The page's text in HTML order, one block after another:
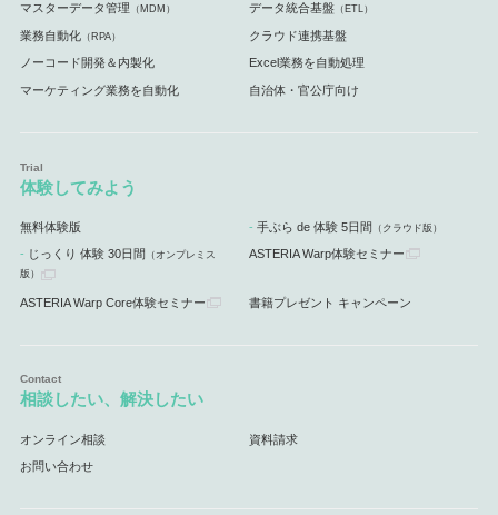
マスターデータ管理 （MDM） データ統合基盤 （ETL）
業務自動化（RPA） クラウド連携基盤
ノーコード開発＆内製化 Excel業務を自動処理
マーケティング業務を自動化 自治体・官公庁向け
体験してみよう
無料体験版 手ぶら de 体験 5日間 （クラウド版）
じっくり 体験 30日間 （オンプレミス
版）
ASTERIA Warp体験セミナー
ASTERIA Warp Core体験セミナー 書籍プレゼント キャンペーン
相談したい、解決したい
オンライン相談 資料請求
お問い合わせ